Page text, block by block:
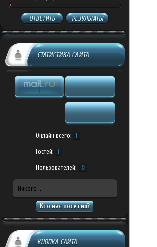
ОТВЕТИТЬ РЕЗУЛЬТАТЫ
СТАТИСТИКА САЙТА
Онлайн всего: 1
Гостей: 1
Пользователей: 0
Никого ...
Кто нас посетил?
КНОПКА САЙТА